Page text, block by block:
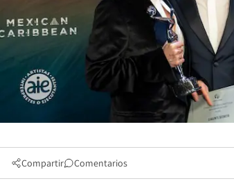
Compartir Comentarios